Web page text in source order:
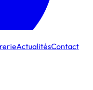
ActualitésContact